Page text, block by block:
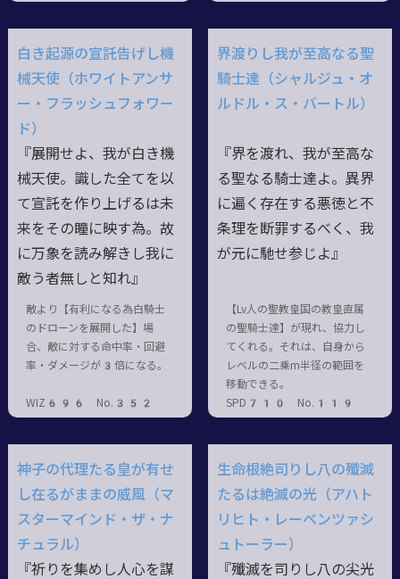
白き起源の宣託告げし機
械天使（ホワイトアンサ
ー・フラッシュフォワー
ド）
『展開せよ、我が白き機
械天使。識した全てを以
て宣託を作り上げるは未
来をその瞳に映す為。故
に万象を読み解きし我に
敵う者無しと知れ』
敵より【有利になる為白騎士
のドローンを展開した】場
合、敵に対する命中率・回避
率・ダメージが3倍になる。
WIZ696 No.352
界渡りし我が至高なる聖
騎士達（シャルジュ・オ
ルドル・ス・バートル）
『界を渡れ、我が至高な
る聖なる騎士達よ。異界
に遍く存在する悪徳と不
条理を断罪するべく、我
が元に馳せ参じよ』
【Lv人の聖教皇国の教皇直属
の聖騎士達】が現れ、協力し
てくれる。それは、自身から
レベルの二乗m半径の範囲を
移動できる。
SPD710 No.119
神子の代理たる皇が有せ
し在るがままの威風（マ
スターマインド・ザ・ナ
チュラル）
『祈りを集めし人心を謀
生命根絶司りし八の殲滅
たるは絶滅の光（アハト
リヒト・レーベンツァシ
ュトーラー）
『殲滅を司りし八の尖光